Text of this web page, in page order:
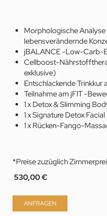
Morphologische
lebensverändernde
jBALANCE-Low-Carb-
Cellboost-
exklusive)
Entschlackende Trinkkur
Teilnahme am jFIT -
1 x Detox & Slimming
1 x Signature Detox
1 x Rücken-Fango-
*Preise zuzüglich
530,00 €
ANFRAGEN